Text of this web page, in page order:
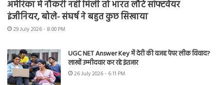
अमेरिका में नौकरी नहीं मिली तो भारत लौटे सॉफ्टवेयर
इंजीनियर, बोले- संघर्ष ने बहुत कुछ सिखाया
29 July 2026 - 8:00 PM
UGC NET Answer Key में देरी की वजह पेपर लीक विवाद?
लाखों उम्मीदवार कर रहे इंतजार
26 July 2026 - 6:11 PM